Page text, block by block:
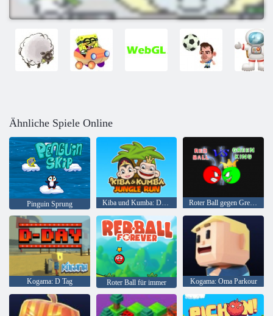
Ähnliche Spiele Online
Pinguin Sprung Kiba und Kumba: Dschungellauf Roter Ball gegen Green King
Kogama: D Tag Roter Ball für immer Kogama: Oma Parkour